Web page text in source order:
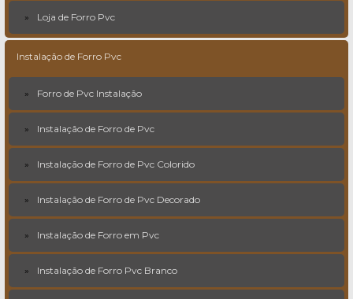
Loja de Forro Pvc
Instalação de Forro Pvc
Forro de Pvc Instalação
Instalação de Forro de Pvc
Instalação de Forro de Pvc Colorido
Instalação de Forro de Pvc Decorado
Instalação de Forro em Pvc
Instalação de Forro Pvc Branco